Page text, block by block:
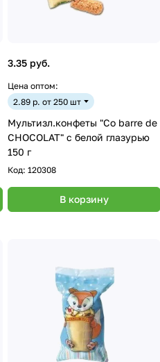
3.35 руб.
Цена оптом:
2.89 р. от 250 шт
Мультизл.конфеты "Co barre de
CHOCOLAT" с белой глазурью
150 г
Код: 120308
В корзину